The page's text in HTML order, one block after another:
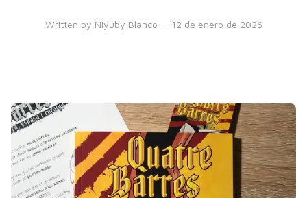
Written by Niyuby Blanco — 12 de enero de 2026